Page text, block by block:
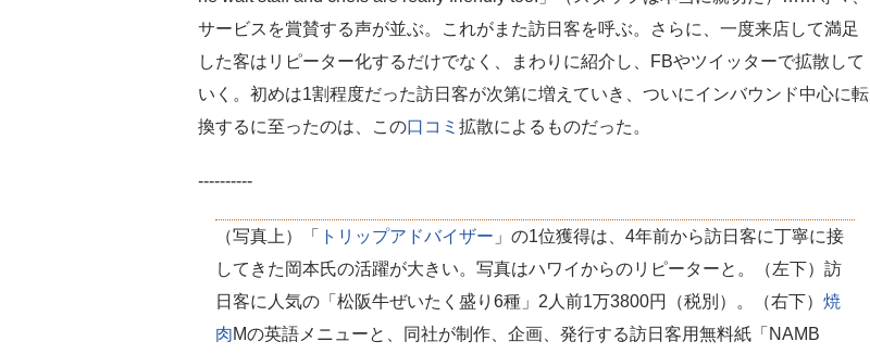
サービスを賞賛する声が並ぶ。これがまた訪日客を呼ぶ。さらに、一度来店して満足
した客はリピーター化するだけでなく、まわりに紹介し、FBやツイッターで拡散して
いく。初めは1割程度だった訪日客が次第に増えていき、ついにインバウンド中心に転
換するに至ったのは、この口コミ 拡散によるものだった。
----------
（写真上）「 トリップアドバイザー 」の1位獲得は、4年前から訪日客に丁寧に接
してきた岡本氏の活躍が大きい。写真はハワイからのリピーターと。（左下）訪
日客に人気の「松阪牛ぜいたく盛り6種」2人前1万3800円（税別）。（右下） 焼
肉Mの英語メニューと、同社が制作、企画、発行する訪日客用無料紙「NAMB